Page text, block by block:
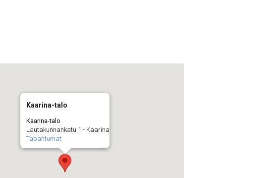
Kaarina-talo
Kaarina-talo
Lautakunnankatu 1 - Kaarina
Tapahtumat